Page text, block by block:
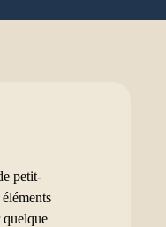
petit-
quelque